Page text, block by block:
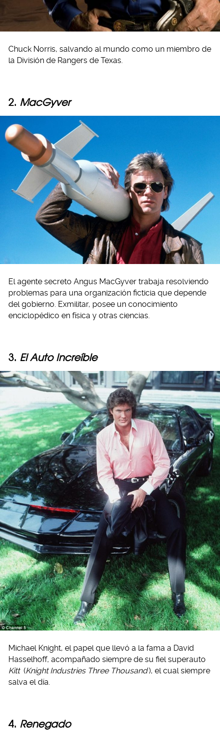
Chuck Norris, salvando al mundo como un miembro de
la División de Rangers de Texas.
2. MacGyver
El agente secreto Angus MacGyver trabaja resolviendo
problemas para una organización ficticia que depende
del gobierno. Exmilitar, posee un conocimiento
enciclopédico en física y otras ciencias.
3. El Auto Increíble
Michael Knight, el papel que llevó a la fama a David
Hasselhoff, acompañado siempre de su fiel superauto
Kitt (Knight Industries Three Thousand), el cual siempre
salva el día.
4. Renegado